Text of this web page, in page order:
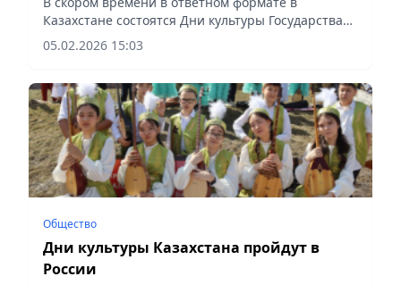
Казахстане состоятся Дни культуры Государства
Катар, сообщает Vecher.kz.
05.02.2026 15:03
Общество
Дни культуры Казахстана пройдут в
России